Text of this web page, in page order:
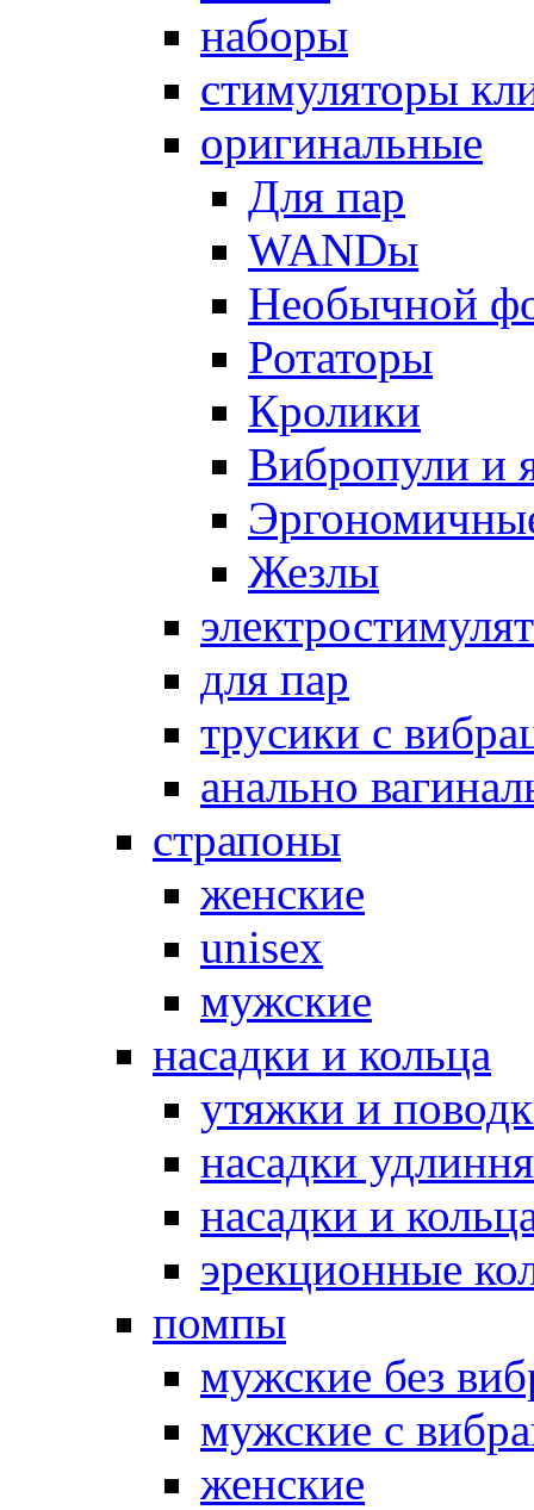
наборы
стимуляторы
оригинальные
Для пар
WANDы
Необычной
Ротаторы
Кролики
Вибропули и
Жезлы
для пар
трусики с
анально
страпоны
женские
unisex
мужские
насадки и кольца
утяжки и
насадки
насадки и
эрекционные
помпы
мужские без
мужские с
женские